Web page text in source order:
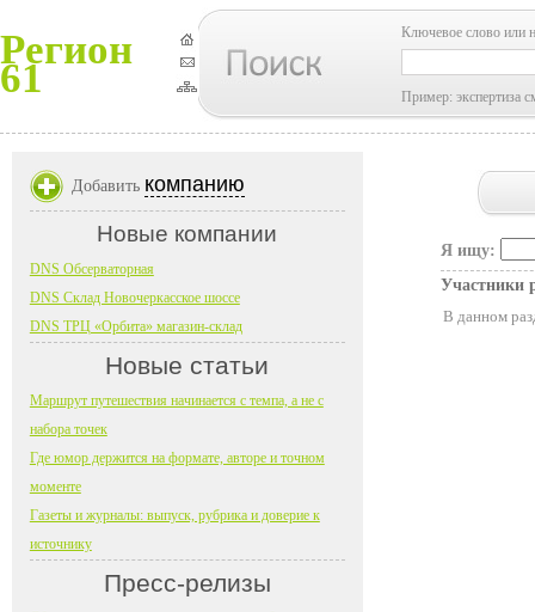
Регион
61
Ключевое слово или
Пример: экспертиза
Я ищу:
Участники
В данном
Добавить компанию
Новые компании
DNS Обсерваторная
DNS Склад Новочеркасское шоссе
DNS ТРЦ «Орбита» магазин-склад
Новые статьи
Маршрут путешествия начинается с темпа, а не с
набора точек
Где юмор держится на формате, авторе и точном
моменте
Газеты и журналы: выпуск, рубрика и доверие к
источнику
Пресс-релизы